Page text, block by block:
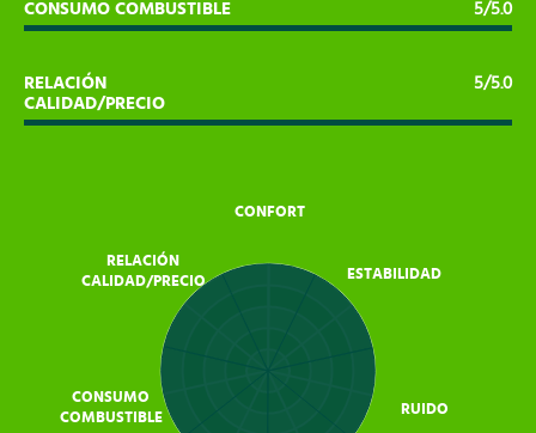
CONSUMO COMBUSTIBLE 5/5.0
RELACIÓN
CALIDAD/PRECIO
5/5.0
CONFORT
ESTABILIDAD
RUIDO
CONSUMO
COMBUSTIBLE
RELACIÓN
CALIDAD/PRECIO